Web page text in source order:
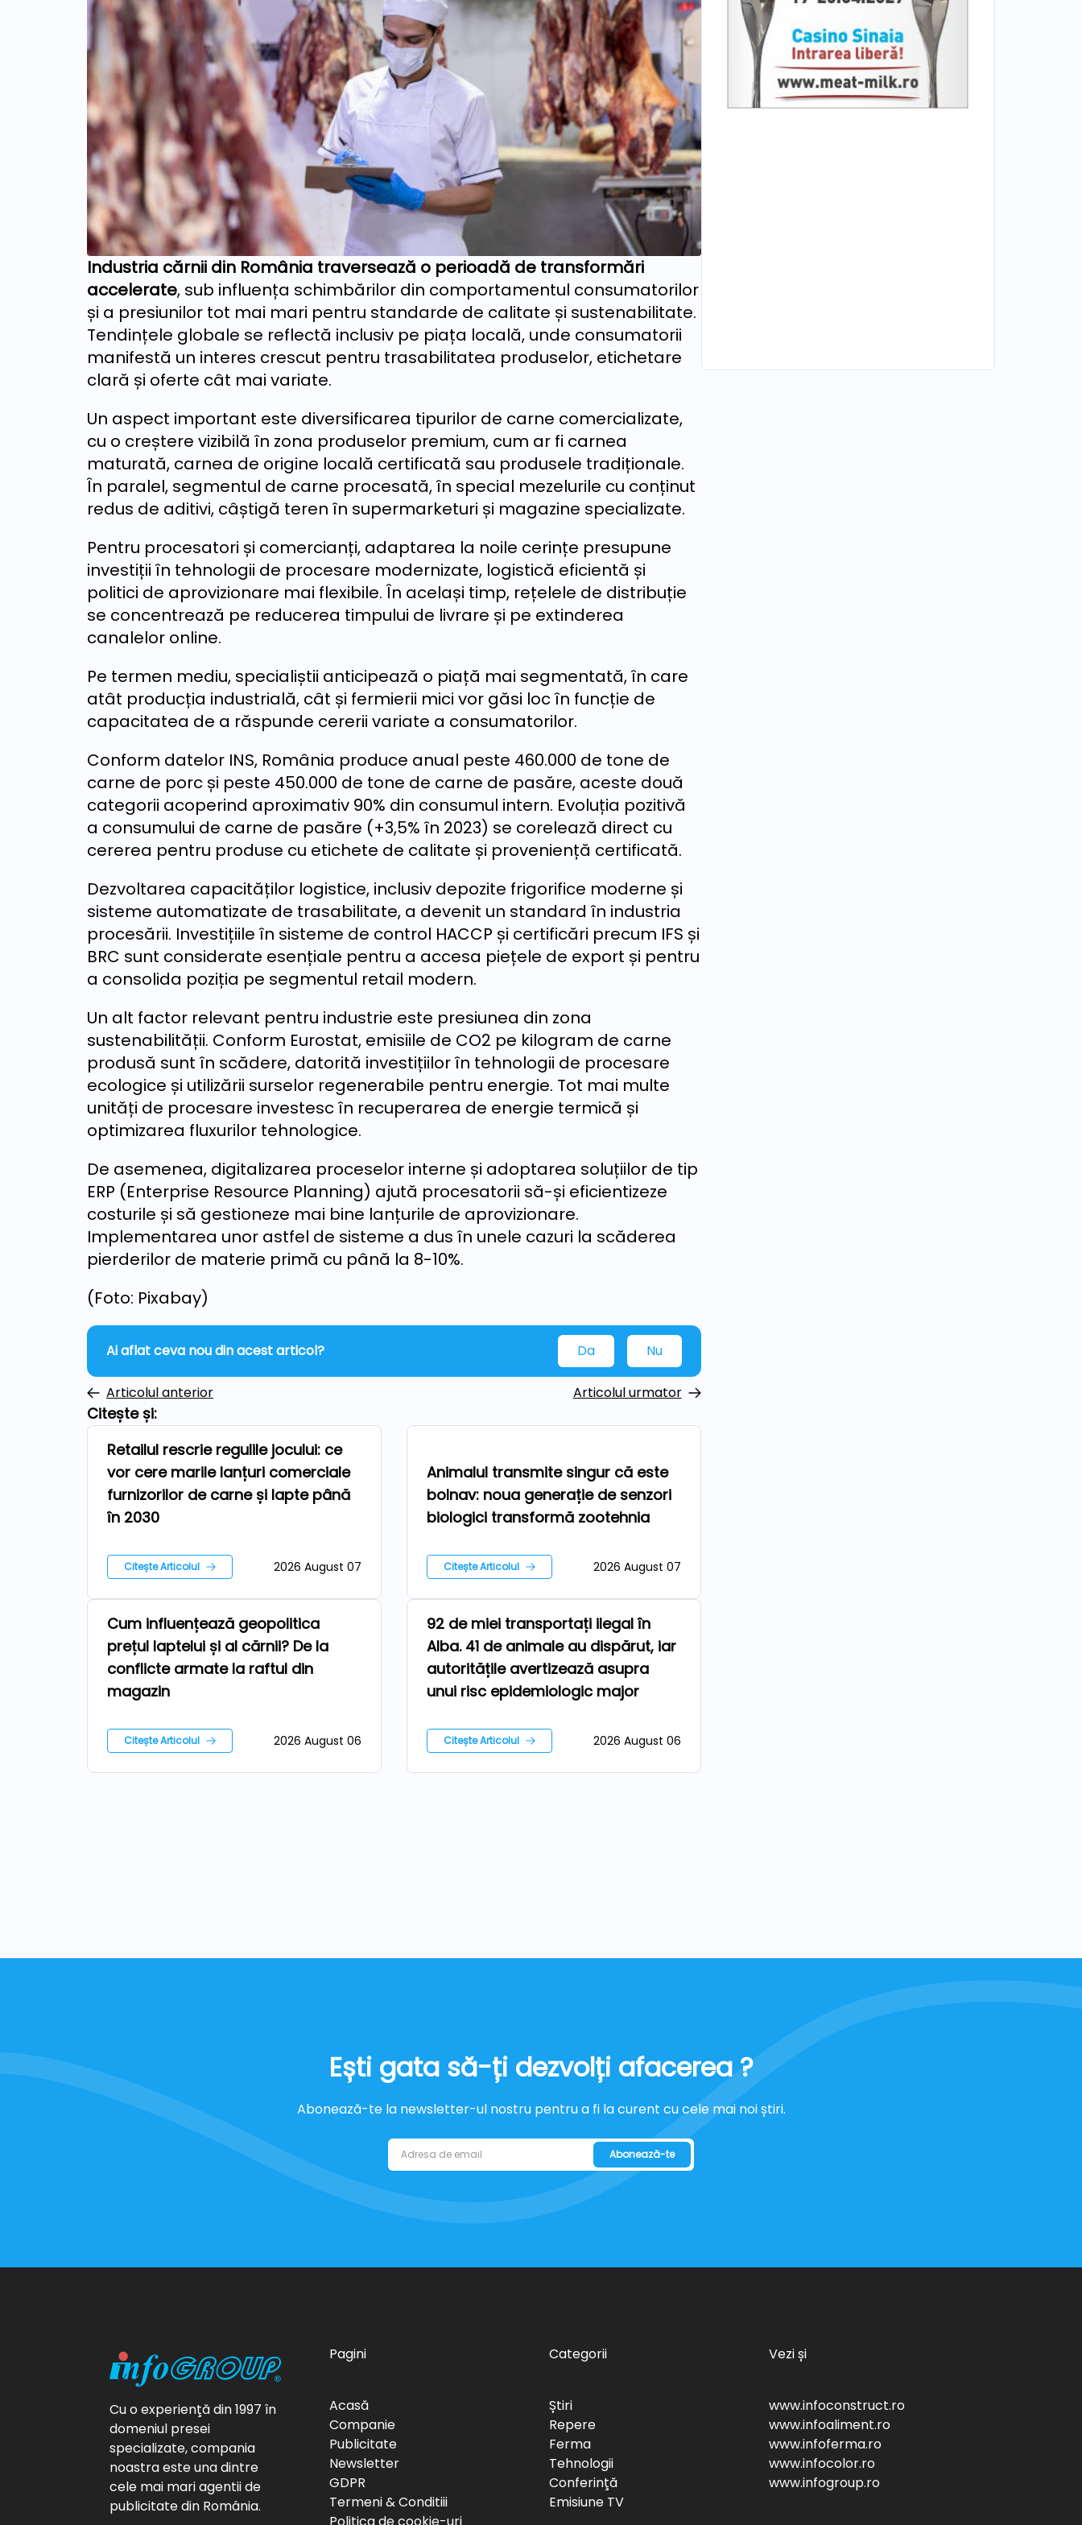
Industria cărnii din România traversează o perioadă de transformări
accelerate, sub influența schimbărilor din comportamentul consumatorilor
și a presiunilor tot mai mari pentru standarde de calitate și sustenabilitate.
Tendințele globale se reflectă inclusiv pe piața locală, unde consumatorii
manifestă un interes crescut pentru trasabilitatea produselor, etichetare
clară și oferte cât mai variate.
Un aspect important este diversificarea tipurilor de carne comercializate,
cu o creștere vizibilă în zona produselor premium, cum ar fi carnea
maturată, carnea de origine locală certificată sau produsele tradiționale.
În paralel, segmentul de carne procesată, în special mezelurile cu conținut
redus de aditivi, câștigă teren în supermarketuri și magazine specializate.
Pentru procesatori și comercianți, adaptarea la noile cerințe presupune
investiții în tehnologii de procesare modernizate, logistică eficientă și
politici de aprovizionare mai flexibile. În același timp, rețelele de distribuție
se concentrează pe reducerea timpului de livrare și pe extinderea
canalelor online.
Pe termen mediu, specialiștii anticipează o piață mai segmentată, în care
atât producția industrială, cât și fermierii mici vor găsi loc în funcție de
capacitatea de a răspunde cererii variate a consumatorilor.
Conform datelor INS, România produce anual peste 460.000 de tone de
carne de porc și peste 450.000 de tone de carne de pasăre, aceste două
categorii acoperind aproximativ 90% din consumul intern. Evoluția pozitivă
a consumului de carne de pasăre (+3,5% în 2023) se corelează direct cu
cererea pentru produse cu etichete de calitate și proveniență certificată.
Dezvoltarea capacităților logistice, inclusiv depozite frigorifice moderne și
sisteme automatizate de trasabilitate, a devenit un standard în industria
procesării. Investițiile în sisteme de control HACCP și certificări precum IFS și
BRC sunt considerate esențiale pentru a accesa piețele de export și pentru
a consolida poziția pe segmentul retail modern.
Un alt factor relevant pentru industrie este presiunea din zona
sustenabilității. Conform Eurostat, emisiile de CO2 pe kilogram de carne
produsă sunt în scădere, datorită investițiilor în tehnologii de procesare
ecologice și utilizării surselor regenerabile pentru energie. Tot mai multe
unități de procesare investesc în recuperarea de energie termică și
optimizarea fluxurilor tehnologice.
De asemenea, digitalizarea proceselor interne și adoptarea soluțiilor de tip
ERP (Enterprise Resource Planning) ajută procesatorii să-și eficientizeze
costurile și să gestioneze mai bine lanțurile de aprovizionare.
Implementarea unor astfel de sisteme a dus în unele cazuri la scăderea
pierderilor de materie primă cu până la 8-10%.
(Foto: Pixabay)
Ai aflat ceva nou din acest articol? Da Nu
Articolul anterior Articolul urmator
Citește și:
Repere
Retailul rescrie regulile jocului: ce
vor cere marile lanțuri comerciale
furnizorilor de carne și lapte până
în 2030
Citește Articolul 2026 August 07
Animalul transmite singur că este
bolnav: noua generație de senzori
biologici transformă zootehnia
Citește Articolul 2026 August 07
Stiri
Cum influențează geopolitica
prețul laptelui și al cărnii? De la
conflicte armate la raftul din
magazin
Citește Articolul 2026 August 06
Ferma
92 de miei transportați ilegal în
Alba. 41 de animale au dispărut, iar
autoritățile avertizează asupra
unui risc epidemiologic major
Citește Articolul 2026 August 06
Ești gata să-ți dezvolți afacerea ?
Abonează-te la newsletter-ul nostru pentru a fi la curent cu cele mai noi știri.
Abonează-te
Cu o experienţă din 1997 în
domeniul presei
specializate, compania
noastra este una dintre
cele mai mari agentii de
publicitate din România.
Pagini
Acasă
Companie
Publicitate
Newsletter
GDPR
Termeni & Conditiii
Categorii
Știri
Repere
Ferma
Tehnologii
Conferinţă
Emisiune TV
Vezi și
www.infoconstruct.ro
www.infoaliment.ro
www.infoferma.ro
www.infocolor.ro
www.infogroup.ro